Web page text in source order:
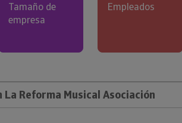
Tamaño de
empresa
Empleados
La Reforma Musical Asociación